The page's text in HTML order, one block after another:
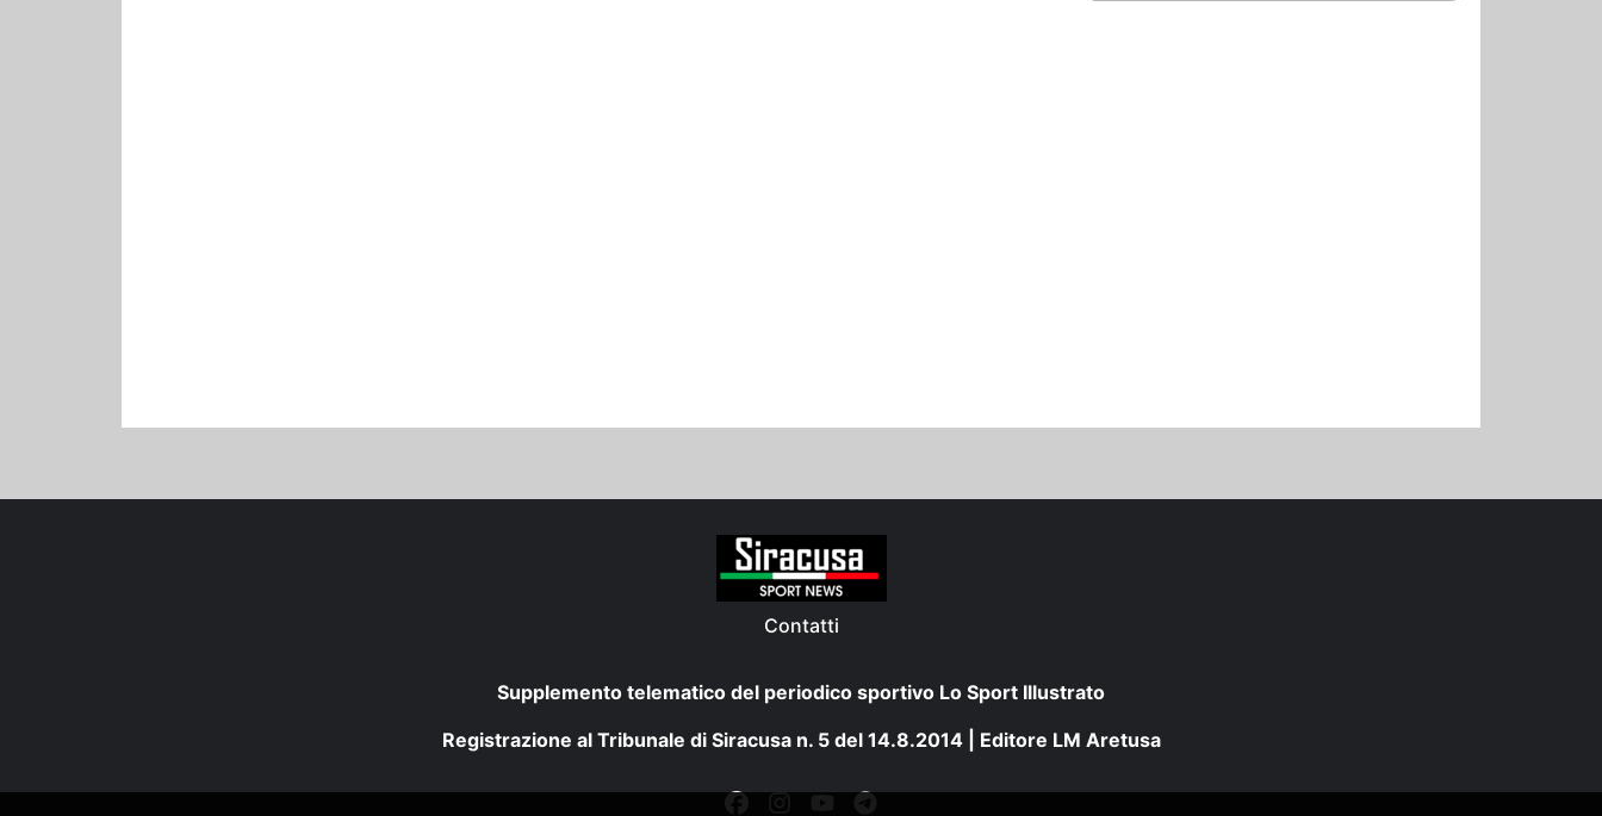
Contatti
Supplemento telematico del periodico sportivo Lo Sport Illustrato
Registrazione al Tribunale di Siracusa n. 5 del 14.8.2014 | Editore LM Aretusa